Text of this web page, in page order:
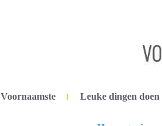
Voornaamste Leuke dingen doen